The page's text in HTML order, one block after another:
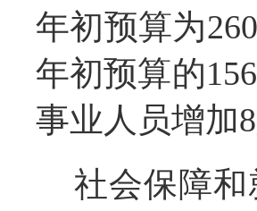
年初预算为
年初预算的
事业人员增加
社会保障